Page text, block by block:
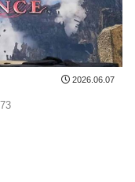
2026.06.07